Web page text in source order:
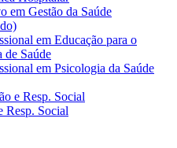
em Gestão da Saúde
em Educação para o
de Saúde
em Psicologia da Saúde
e Resp. Social
Resp. Social